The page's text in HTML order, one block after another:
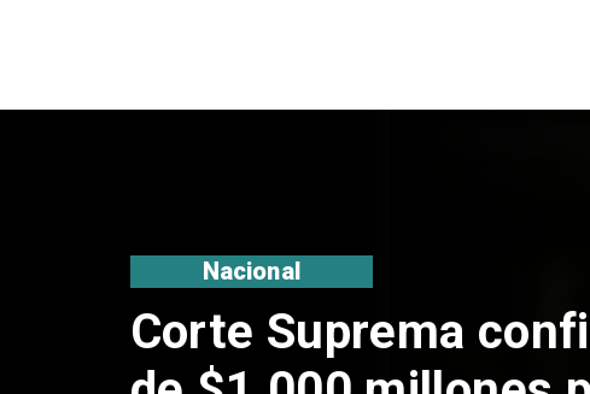
Codelco suspende
Nacional